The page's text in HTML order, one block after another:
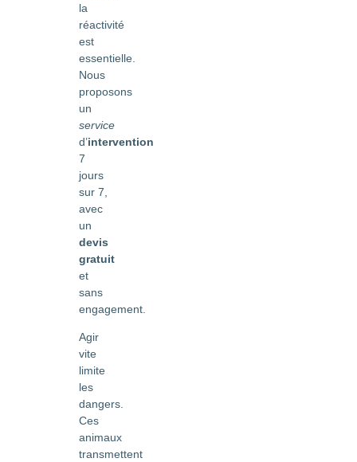
la
réactivité
est
essentielle.
Nous
proposons
un
service
d’intervention
7
jours
sur 7,
avec
un
devis
gratuit
et
sans
engagement.
Agir
vite
limite
les
dangers.
Ces
animaux
transmettent